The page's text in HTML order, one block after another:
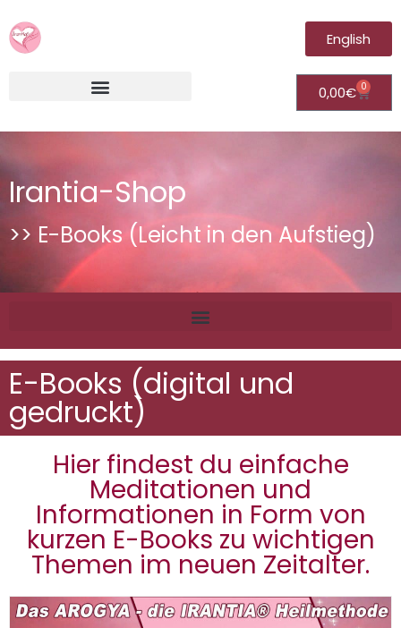
English
0,00€ 0
Irantia-Shop
>> E-Books (Leicht in den Aufstieg)
E-Books (digital und
gedruckt)
Hier findest du einfache
Meditationen und
Informationen in Form von
kurzen E-Books zu wichtigen
Themen im neuen Zeitalter.